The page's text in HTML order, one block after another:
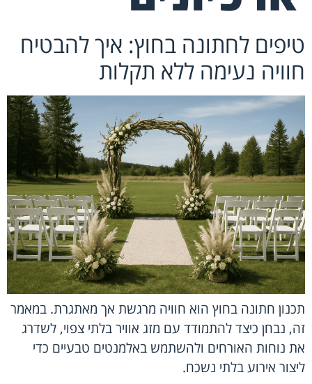
טיפים לחתונה בחוץ: איך להבטיח
חוויה נעימה ללא תקלות
תכנון חתונה בחוץ הוא חוויה מרגשת אך מאתגרת. במאמר
זה, נבחן כיצד להתמודד עם מזג אוויר בלתי צפוי, לשדרג
את נוחות האורחים ולהשתמש באלמנטים טבעיים כדי
ליצור אירוע בלתי נשכח.